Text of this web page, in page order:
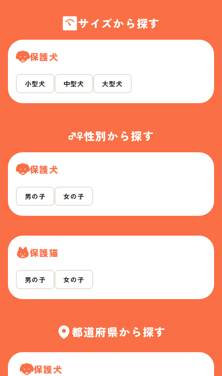
サイズから探す
保護犬
小型犬 中型犬 大型犬
性別から探す
保護犬
男の子 女の子
保護猫
男の子 女の子
都道府県から探す
保護犬